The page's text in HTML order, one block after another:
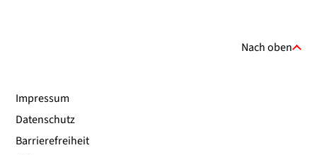
Nach oben
Impressum
Datenschutz
Barrierefreiheit